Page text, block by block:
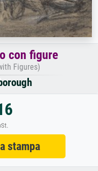
con figure
Figures)
stampa